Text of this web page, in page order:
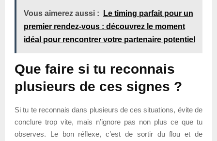
Vous aimerez aussi :
Le timing parfait pour un
premier rendez-vous : découvrez le moment
idéal pour rencontrer votre partenaire potentiel
Que faire si tu reconnais
plusieurs de ces signes ?
Si tu te reconnais dans plusieurs de ces situations, évite de
conclure trop vite, mais n’ignore pas non plus ce que tu
observes. Le bon réflexe, c’est de sortir du flou et de